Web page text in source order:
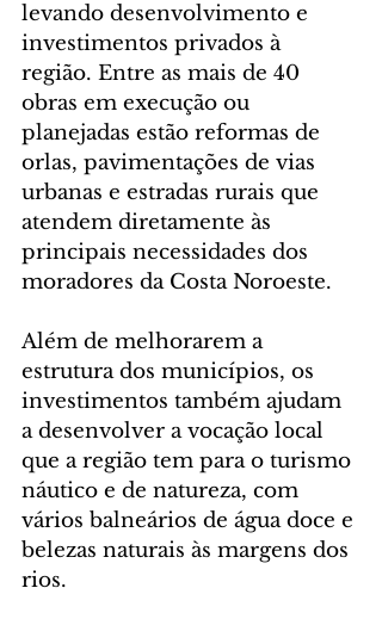
levando desenvolvimento e
investimentos privados à
região. Entre as mais de 40
obras em execução ou
planejadas estão reformas de
orlas, pavimentações de vias
urbanas e estradas rurais que
atendem diretamente às
principais necessidades dos
moradores da Costa Noroeste.
Além de melhorarem a
estrutura dos municípios, os
investimentos também ajudam
a desenvolver a vocação local
que a região tem para o turismo
náutico e de natureza, com
vários balneários de água doce e
belezas naturais às margens dos
rios.